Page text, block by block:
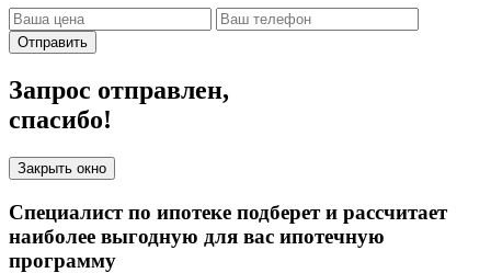
Отправить
Запрос отправлен,
спасибо!
Закрыть окно
Специалист по ипотеке подберет и рассчитает
наиболее выгодную для вас ипотечную
программу